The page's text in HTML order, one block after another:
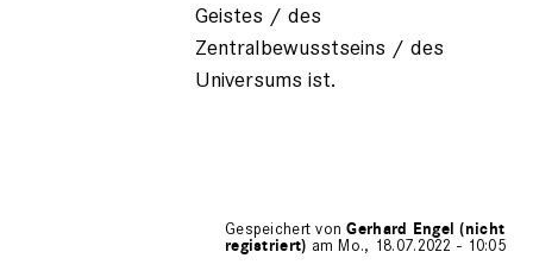
Geistes / des
Zentralbewusstseins / des
Universums ist.
Gespeichert vonGerhard Engel (nicht
registriert) am Mo., 18.07.2022 - 10:05